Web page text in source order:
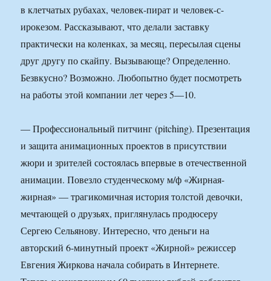
в клетчатых рубахах, человек-пират и человек-с-
ирокезом. Рассказывают, что делали заставку
практически на коленках, за месяц, пересылая сцены
друг другу по скайпу. Вызывающе? Определенно.
Безвкусно? Возможно. Любопытно будет посмотреть
на работы этой компании лет через 5—10.
— Профессиональный питчинг (pitching). Презентация
и защита анимационных проектов в присутствии
жюри и зрителей состоялась впервые в отечественной
анимации. Повезло студенческому м/ф «Жирная-
жирная» — трагикомичная история толстой девочки,
мечтающей о друзьях, приглянулась продюсеру
Сергею Сельянову. Интересно, что деньги на
авторский 6-минутный проект «Жирной» режиссер
Евгения Жиркова начала собирать в Интернете.